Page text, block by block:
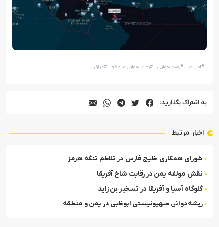
#امارات #رصد هوایی #رصد هوایی منطقه #عراق
به اشتراک بگذارید:
اخبار مرتبط
شورای همکاری خلیج فارس در تلاطم تنگه هرمز
نقش مولفه یمن در رقابت شاخ آفریقا
گلوگاه آسیا و آفریقا در تسخیر بن زاید
ریشه‌دوانی صهیونیستی ابوظبی در یمن و منطقه